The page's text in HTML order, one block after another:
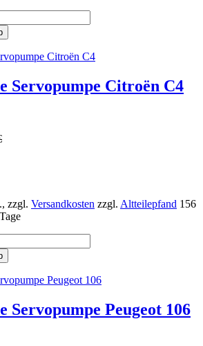
Servopumpe Citroën C4
, zzgl. Versandkosten zzgl. Altteilepfand 156
Servopumpe Peugeot 106